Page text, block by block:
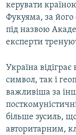
керувати
Фукуяма, за його
під назвою
експерти
Україна
символ, так і
важливіша за
більше зусиль,
авторитарним,